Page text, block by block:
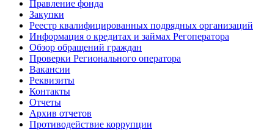
Правление фонда
Закупки
Реестр квалифицированных подрядных организаций
Информация о кредитах и займах Регоператора
Обзор обращений граждан
Проверки Регионального оператора
Вакансии
Реквизиты
Контакты
Отчеты
Архив отчетов
Противодействие коррупции